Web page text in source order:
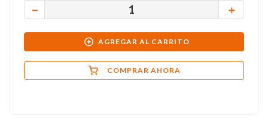
＋
－
AGREGAR AL CARRITO
COMPRAR AHORA